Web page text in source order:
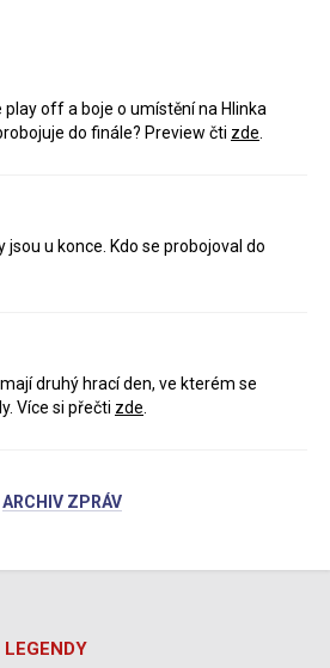
play off a boje o umístění na Hlinka
do finále? Preview čti zde
jsou u konce. Kdo se probojoval do
druhý hrací den, ve kterém se
Více si přečti zde
ARCHIV ZPRÁV